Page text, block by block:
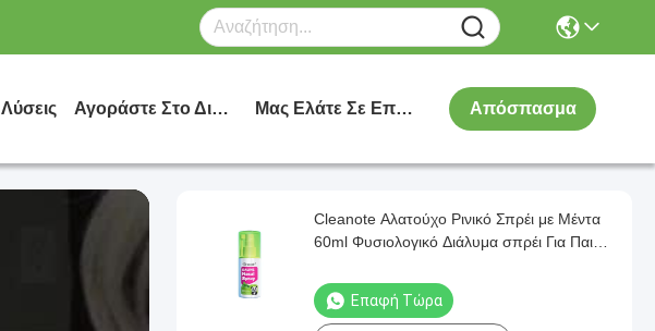
Λύσεις Αγοράστε Στο Διαδίκτυο Μας Ελάτε Σε Επαφή Με Απόσπασμα
Cleanote Αλατούχο Ρινικό Σπρέι με Μέντα
60ml Φυσιολογικό Διάλυμα σπρέι Για Παιδιά
Επαφή Τώρα